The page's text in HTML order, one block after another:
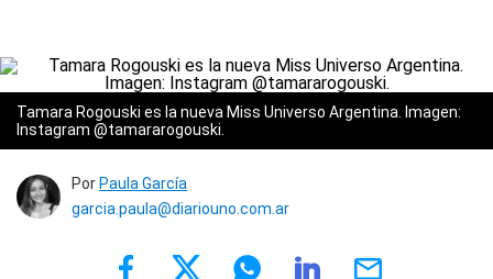
Tamara Rogouski es la nueva Miss Universo Argentina. Imagen:
Instagram @tamararogouski.
Por Paula García
garcia.paula@diariouno.com.ar